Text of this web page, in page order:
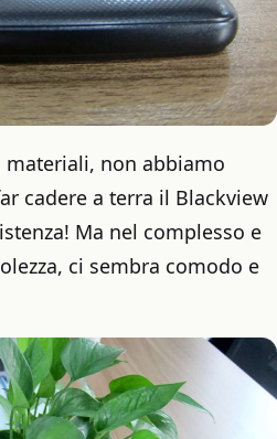
non abbiamo
cadere a terra il Blackview
Ma nel complesso e
ci sembra comodo e